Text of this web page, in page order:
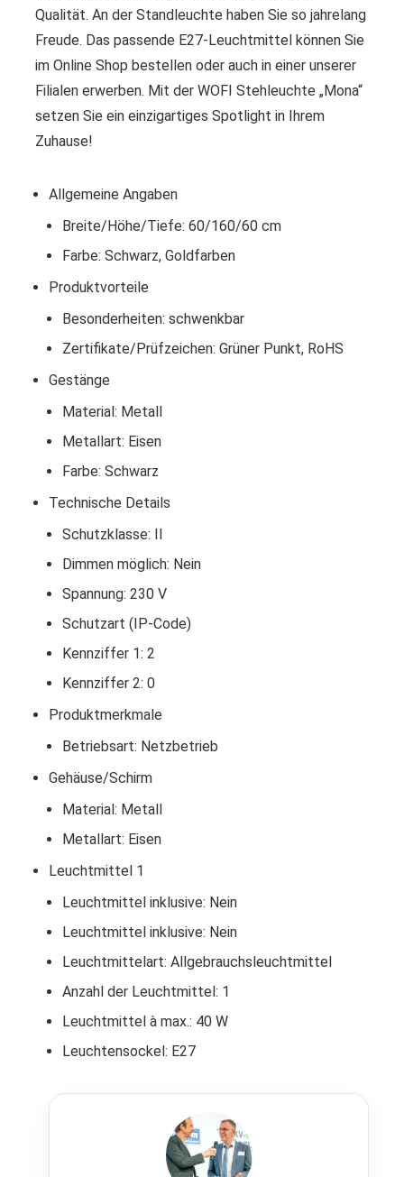
Qualität. An der Standleuchte haben Sie so jahrelang
Freude. Das passende E27-Leuchtmittel können Sie
im Online Shop bestellen oder auch in einer unserer
Filialen erwerben. Mit der WOFI Stehleuchte „Mona“
setzen Sie ein einzigartiges Spotlight in Ihrem
Zuhause!
Allgemeine Angaben
Breite/Höhe/Tiefe: 60/160/60 cm
Farbe: Schwarz, Goldfarben
Produktvorteile
Besonderheiten: schwenkbar
Zertifikate/Prüfzeichen: Grüner Punkt, RoHS
Gestänge
Material: Metall
Metallart: Eisen
Farbe: Schwarz
Technische Details
Schutzklasse: II
Dimmen möglich: Nein
Spannung: 230 V
Schutzart (IP-Code)
Kennziffer 1: 2
Kennziffer 2: 0
Produktmerkmale
Betriebsart: Netzbetrieb
Gehäuse/Schirm
Material: Metall
Metallart: Eisen
Leuchtmittel 1
Leuchtmittel inklusive: Nein
Leuchtmittel inklusive: Nein
Leuchtmittelart: Allgebrauchsleuchtmittel
Anzahl der Leuchtmittel: 1
Leuchtmittel à max.: 40 W
Leuchtensockel: E27